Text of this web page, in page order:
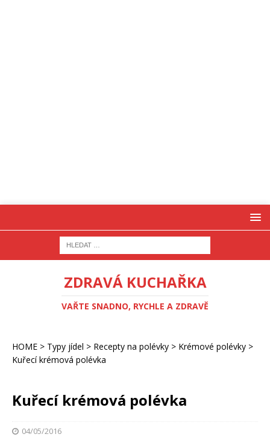
ZDRAVÁ KUCHAŘKA
VAŘTE SNADNO, RYCHLE A ZDRAVĚ
HOME > Typy jídel > Recepty na polévky > Krémové polévky >
Kuřecí krémová polévka
Kuřecí krémová polévka
04/05/2016